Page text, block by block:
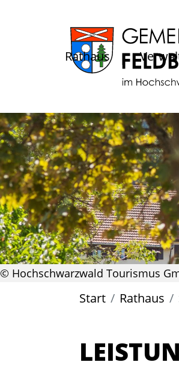
Rathaus
© Hochschwarzwald Tourismus
Start Rathaus